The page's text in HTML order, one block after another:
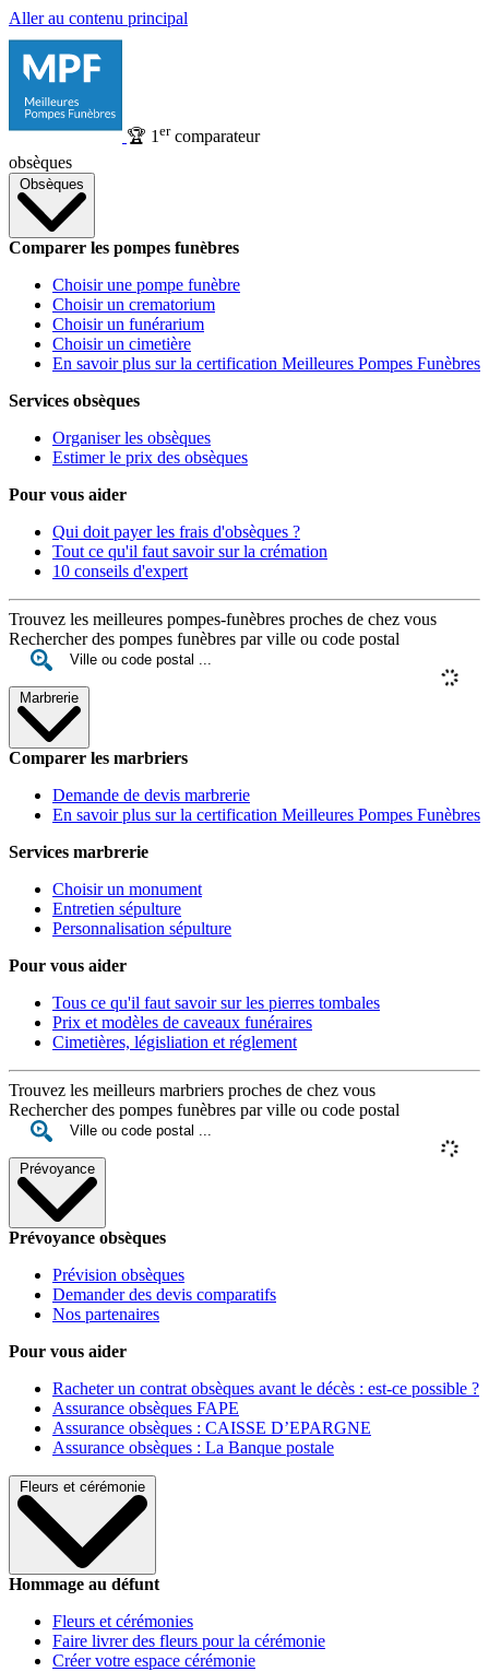
Aller au contenu principal
🏆 1 ercomparateur
obsèques
Obsèques
Comparer les pompes funèbres
Choisir une pompe funèbre
Choisir un crematorium
Choisir un funérarium
Choisir un cimetière
En savoir plus sur la certification Meilleures Pompes Funèbres
Services obsèques
Organiser les obsèques
Estimer le prix des obsèques
Pour vous aider
Qui doit payer les frais d'obsèques ?
Tout ce qu'il faut savoir sur la crémation
10 conseils d'expert
Trouvez les meilleures pompes-funèbres proches de chez vous
Rechercher des pompes funèbres par ville ou code postal
Marbrerie
Comparer les marbriers
Demande de devis marbrerie
En savoir plus sur la certification Meilleures Pompes Funèbres
Services marbrerie
Choisir un monument
Entretien sépulture
Personnalisation sépulture
Pour vous aider
Tous ce qu'il faut savoir sur les pierres tombales
Prix et modèles de caveaux funéraires
Cimetières, législiation et réglement
Trouvez les meilleurs marbriers proches de chez vous
Rechercher des pompes funèbres par ville ou code postal
Prévoyance
Prévoyance obsèques
Prévision obsèques
Demander des devis comparatifs
Nos partenaires
Pour vous aider
Racheter un contrat obsèques avant le décès : est-ce possible ?
Assurance obsèques FAPE
Assurance obsèques : CAISSE D’EPARGNE
Assurance obsèques : La Banque postale
Fleurs et cérémonie
Hommage au défunt
Fleurs et cérémonies
Faire livrer des fleurs pour la cérémonie
Créer votre espace cérémonie